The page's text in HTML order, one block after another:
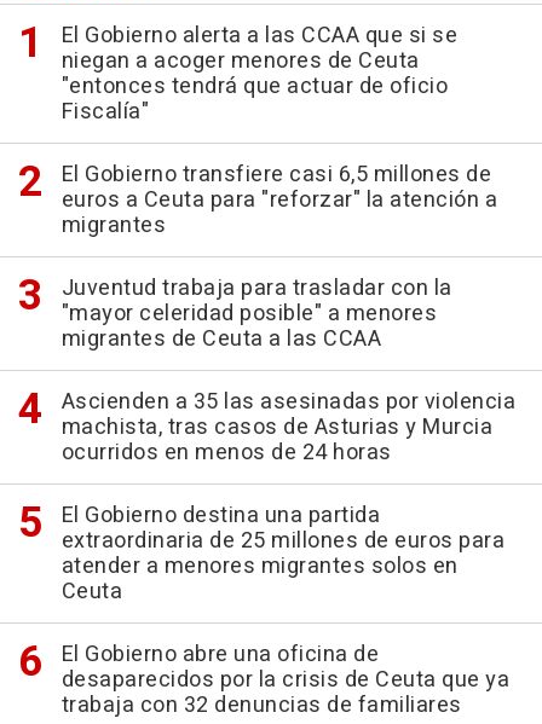
El Gobierno alerta a las CCAA que si se
niegan a acoger menores de Ceuta
"entonces tendrá que actuar de oficio
Fiscalía"
El Gobierno transfiere casi 6,5 millones de
euros a Ceuta para "reforzar" la atención a
migrantes
Juventud trabaja para trasladar con la
"mayor celeridad posible" a menores
migrantes de Ceuta a las CCAA
Ascienden a 35 las asesinadas por violencia
machista, tras casos de Asturias y Murcia
ocurridos en menos de 24 horas
El Gobierno destina una partida
extraordinaria de 25 millones de euros para
atender a menores migrantes solos en
Ceuta
El Gobierno abre una oficina de
desaparecidos por la crisis de Ceuta que ya
trabaja con 32 denuncias de familiares